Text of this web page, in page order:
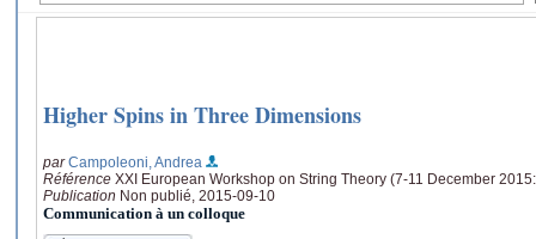
Higher Spins in Three Dimensions
parCampoleoni, Andrea
Référence XXI European Workshop on String Theory (7-11 December
Publication Non publié, 2015-09-10
Communication à un colloque